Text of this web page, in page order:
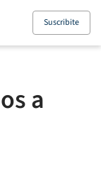
Suscribite
a